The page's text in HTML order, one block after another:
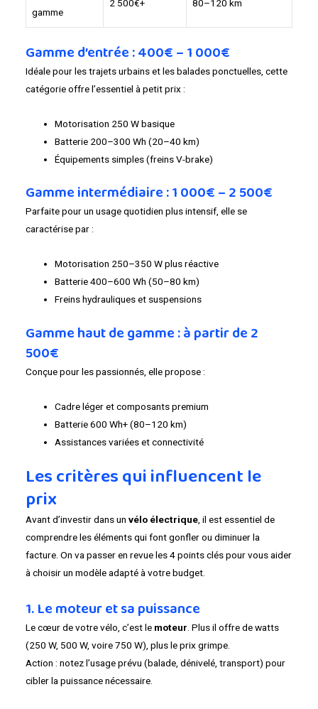
gamme
2 500€+ 80–120 km
Gamme d’entrée : 400€ – 1 000€
Idéale pour les trajets urbains et les balades ponctuelles, cette
catégorie offre l’essentiel à petit prix :
Motorisation 250 W basique
Batterie 200–300 Wh (20–40 km)
Équipements simples (freins V-brake)
Gamme intermédiaire : 1 000€ – 2 500€
Parfaite pour un usage quotidien plus intensif, elle se
caractérise par :
Motorisation 250–350 W plus réactive
Batterie 400–600 Wh (50–80 km)
Freins hydrauliques et suspensions
Gamme haut de gamme : à partir de 2
500€
Conçue pour les passionnés, elle propose :
Cadre léger et composants premium
Batterie 600 Wh+ (80–120 km)
Assistances variées et connectivité
Les critères qui influencent le
prix
Avant d’investir dans un vélo électrique, il est essentiel de
comprendre les éléments qui font gonfler ou diminuer la
facture. On va passer en revue les 4 points clés pour vous aider
à choisir un modèle adapté à votre budget.
1. Le moteur et sa puissance
Le cœur de votre vélo, c’est le moteur . Plus il offre de watts
(250 W, 500 W, voire 750 W), plus le prix grimpe.
Action : notez l’usage prévu (balade, dénivelé, transport) pour
cibler la puissance nécessaire.